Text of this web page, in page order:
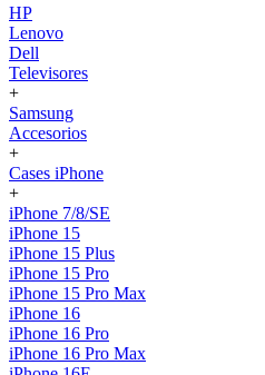
HP
Lenovo
Dell
Televisores
+
Samsung
Accesorios
+
Cases iPhone
+
iPhone 7/8/SE
iPhone 15
iPhone 15 Plus
iPhone 15 Pro
iPhone 15 Pro Max
iPhone 16
iPhone 16 Pro
iPhone 16 Pro Max